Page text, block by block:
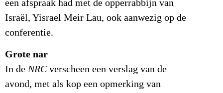
een afspraak had met de opperrabbijn van
Israël, Yisrael Meir Lau, ook aanwezig op de
conferentie.
Grote nar
In de NRCverscheen een verslag van de
avond, met als kop een opmerking van